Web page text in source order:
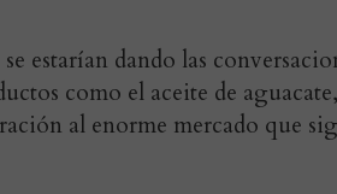
estarían dando las
como el aceite de
al enorme mercado que